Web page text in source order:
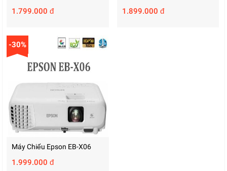
1.799.000 đ 1.899.000 đ
-30%
Máy Chiếu Epson EB-X06
1.999.000 đ